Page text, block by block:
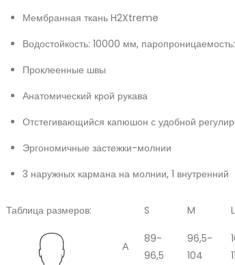
Мембранная ткань H2Xtreme
Водостойкость: 10000 мм,
Проклеенные швы
Анатомический крой рукава
Отстегивающийся капюшон с удобной
Эргономичные застежки-молнии
3 наружных кармана на молнии, 1 внутренний
Таблица размеров: S M L
А
89-
96,5
96,5-
104